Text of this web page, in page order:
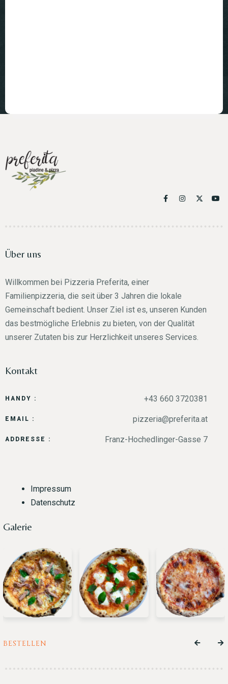
Über uns
Willkommen bei Pizzeria Preferita, einer
Familienpizzeria, die seit über 3 Jahren die lokale
Gemeinschaft bedient. Unser Ziel ist es, unseren Kunden
das bestmögliche Erlebnis zu bieten, von der Qualität
unserer Zutaten bis zur Herzlichkeit unseres Services.
Kontakt
HANDY : +43 660 3720381
EMAIL : pizzeria@preferita.at
ADDRESSE : Franz-Hochedlinger-Gasse 7
Impressum
Datenschutz
Galerie
BESTELLEN